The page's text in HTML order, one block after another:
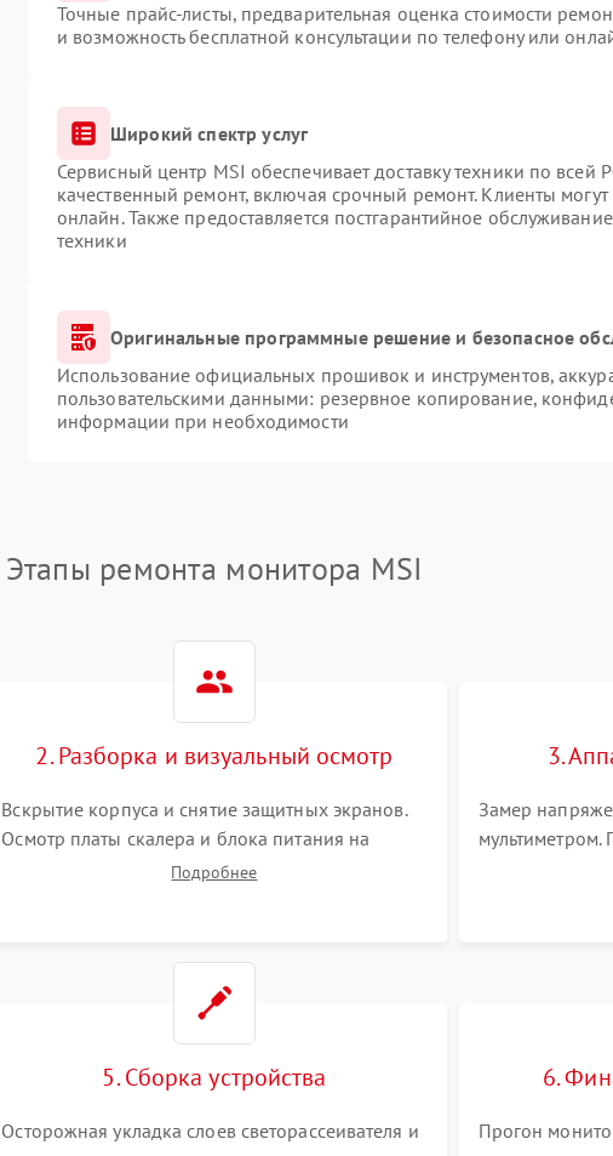
Точные прайс-листы, предварительная оценка стоимости
и возможность бесплатной консультации по телефону или
Широкий спектр услуг
Сервисный центр MSI обеспечивает доставку техники по всей
качественный ремонт, включая срочный ремонт. Клиенты могут
онлайн. Также предоставляется постгарантийное
техники
Оригинальные программные решение и безопасное
Использование официальных прошивок и инструментов,
пользовательскими данными: резервное копирование,
информации при необходимости
Этапы ремонта монитора MSI
2. Разборка и визуальный осмотр
Вскрытие корпуса и снятие защитных экранов.
Осмотр платы скалера и блока питания на
наличие вздутых конденсаторов, прогаров,
Подробнее
3.
Замер
мультиметром.
драйвера
5. Сборка устройства
Осторожная укладка слоев светорассеивателя и
6.
Прогон